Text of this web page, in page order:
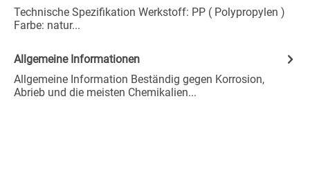
Technische Spezifikation Werkstoff: PP ( Polypropylen )
Farbe: natur...
Allgemeine Informationen
Allgemeine Information Beständig gegen Korrosion,
Abrieb und die meisten Chemikalien...